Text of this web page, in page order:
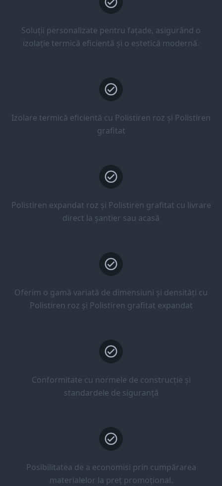
Soluții personalizate pentru fațade, asigurând o
izolație termică eficientă și o estetică modernă.
Izolare termică eficientă cu Polistiren roz și Polistiren
grafitat
Polistiren expandat roz și Polistiren grafitat cu livrare
direct la șantier sau acasă
Oferim o gamă variată de dimensiuni și densități cu
Polistiren roz și Polistiren grafitat expandat
Conformitate cu normele de construcție și
standardele de siguranță
Posibilitatea de a economisi prin cumpărarea
materialelor la preț promoțional.